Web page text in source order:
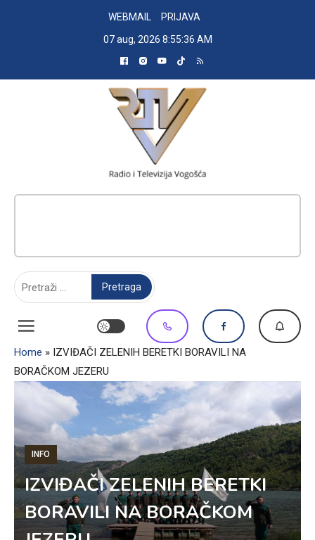
WEBMAIL
PRIJAVA
07 aug, 2026 8:55:37 AM
Home » IZVIĐAČI ZELENIH BERETKI BORAVILI NA
BORAČKOM JEZERU
INFO
IZVIĐAČI ZELENIH BERETKI
BORAVILI NA BORAČKOM